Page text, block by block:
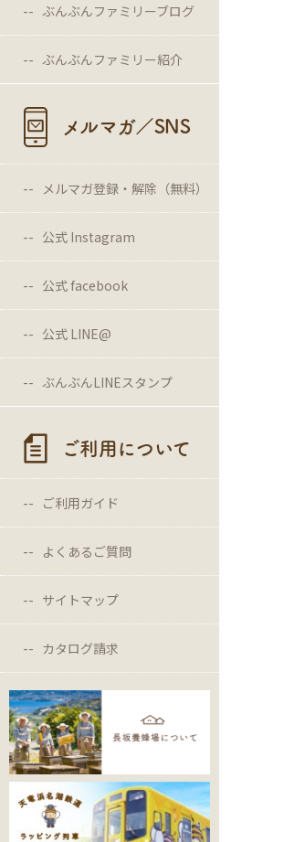
ぶんぶんファミリーブログ
ぶんぶんファミリー紹介
メルマガ／SNS
メルマガ登録・解除（無料）
公式 Instagram
公式 facebook
公式 LINE@
ぶんぶんLINEスタンプ
ご利用について
ご利用ガイド
よくあるご質問
サイトマップ
カタログ請求